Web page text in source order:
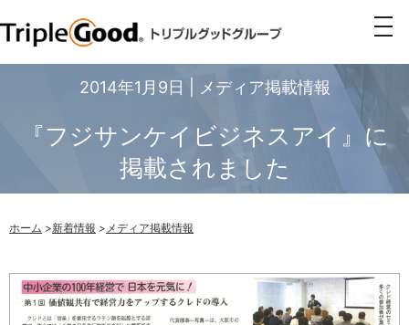
2014年1月9日 | メディア掲載情報
『フジサンケイビジネスアイ』に
掲載されました
ホーム >新着情報 > メディア掲載情報